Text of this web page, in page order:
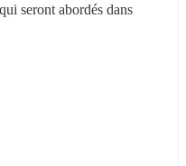
seront abordés dans